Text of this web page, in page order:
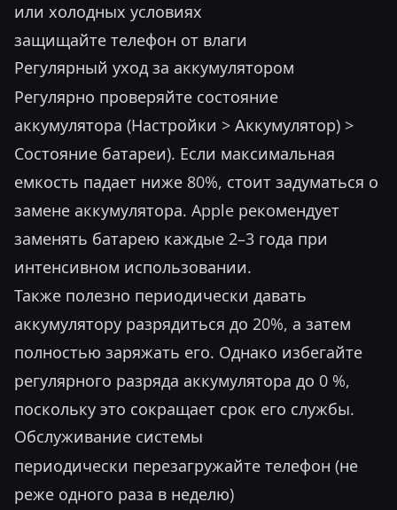
или холодных условиях
защищайте телефон от влаги
Регулярный уход за аккумулятором
Регулярно проверяйте состояние
аккумулятора (Настройки > Аккумулятор) >
Состояние батареи). Если максимальная
емкость падает ниже 80%, стоит задуматься о
замене аккумулятора. Apple рекомендует
заменять батарею каждые 2–3 года при
интенсивном использовании.
Также полезно периодически давать
аккумулятору разрядиться до 20%, а затем
полностью заряжать его. Однако избегайте
регулярного разряда аккумулятора до 0 %,
поскольку это сокращает срок его службы.
Обслуживание системы
периодически перезагружайте телефон (не
реже одного раза в неделю)